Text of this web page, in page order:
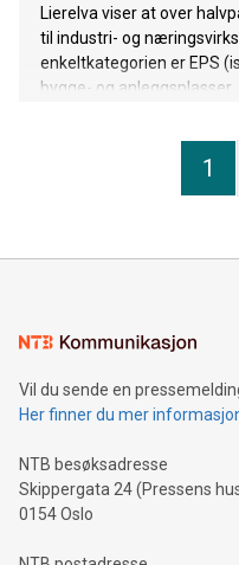
Lierelva viser at over
til industri- og
enkeltkategorien er EPS
bygge- og anleggsplasser.
1
Vil du sende en
Her finner du mer
NTB besøksadresse
Skippergata 24 (Pressens
0154 Oslo